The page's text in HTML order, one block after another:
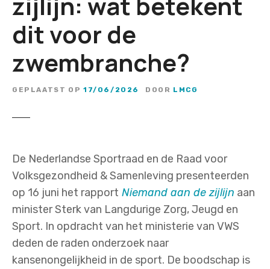
dit voor de
zwembranche?
GEPLAATST OP 17/06/2026 DOOR LMCG
De Nederlandse Sportraad en de Raad voor
Volksgezondheid & Samenleving presenteerden
op 16 juni het rapport Niemand aan de zijlijn aan
minister Sterk van Langdurige Zorg, Jeugd en
Sport. In opdracht van het ministerie van VWS
deden de raden onderzoek naar
kansenongelijkheid in de sport. De boodschap is